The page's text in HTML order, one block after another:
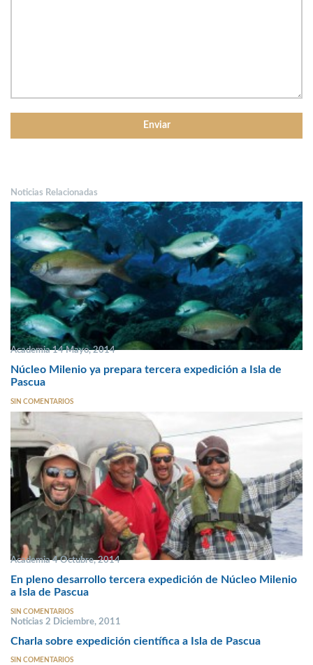
Noticias Relacionadas
Academia 14 Mayo, 2014
Núcleo Milenio ya prepara tercera expedición a Isla de
Pascua
SIN COMENTARIOS
Academia 4 Octubre, 2014
En pleno desarrollo tercera expedición de Núcleo Milenio
a Isla de Pascua
SIN COMENTARIOS
Noticias 2 Diciembre, 2011
Charla sobre expedición científica a Isla de Pascua
SIN COMENTARIOS